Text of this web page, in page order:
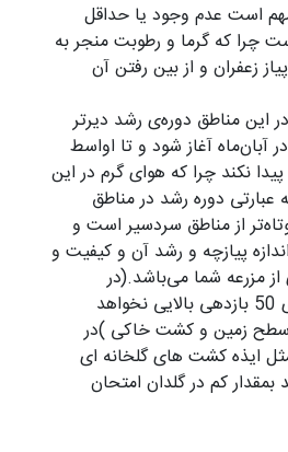
است عدم وجود یا حداقل
چرا که گرما و رطوبت منجر به
زعفران و از بین رفتن آن
این مناطق دوره‌ی رشد دیرتر
آبان‌ماه آغاز شود و تا اواسط
نکند چرا که هوای گرم در این
عبارتی دوره رشد در مناطق
از مناطق سردسیر است و
پیازچه و رشد آن و کیفیت و
مزرعه شما می‌باشد.(در
مناطقی با دمای بالای 50 بازدهی بالایی نخواهد
زمین و کشت خاکی )در
ایذه کشت های گلخانه ای
بمقدار کم در گلدان امتحان